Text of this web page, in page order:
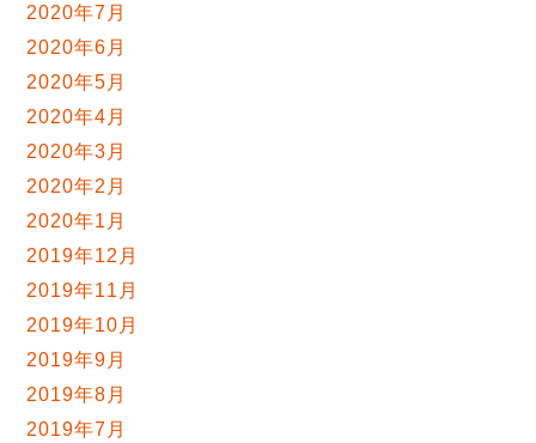
2020年7月
2020年6月
2020年5月
2020年4月
2020年3月
2020年2月
2020年1月
2019年12月
2019年11月
2019年10月
2019年9月
2019年8月
2019年7月